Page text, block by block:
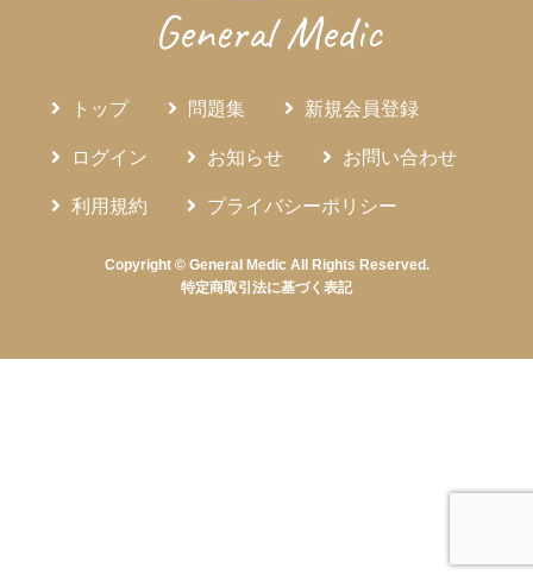
General Medic
トップ 問題集 新規会員登録
ログイン お知らせ お問い合わせ
利用規約 プライバシーポリシー
Copyright © General Medic All Rights Reserved.
特定商取引法に基づく表記